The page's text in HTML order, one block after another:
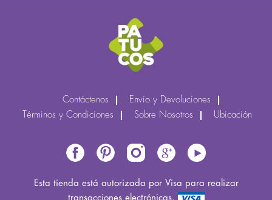
Contáctenos
Envío y Devoluciones
Términos y Condiciones
Sobre Nosotros Ubicación
Esta tienda está autorizada por Visa para realizar